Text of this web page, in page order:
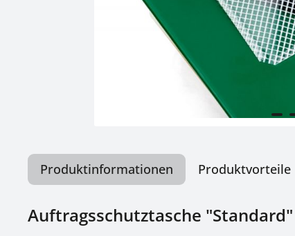
Produktinformationen Produktvorteile
Auftragsschutztasche